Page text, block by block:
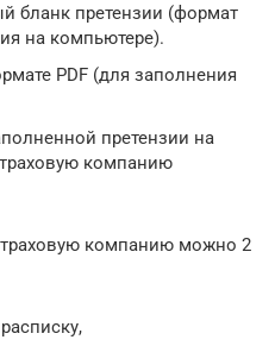
бланк претензии (формат
на компьютере).
PDF (для заполнения
претензии на
компанию
компанию можно 2